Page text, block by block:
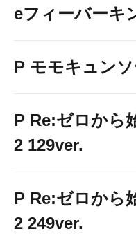
eフィーバーキ
P モモキュン
P Re:ゼロから
2 129ver.
P Re:ゼロから
2 249ver.